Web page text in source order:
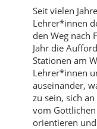
Seit vielen
Lehrer*innen
den Weg nach
Jahr die
Stationen am
Lehrer*innen
auseinander,
zu sein, sich
vom
orientieren